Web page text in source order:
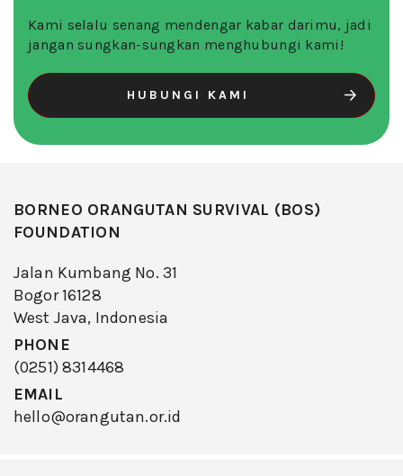
Kami selalu senang mendengar kabar darimu, jadi
jangan sungkan-sungkan menghubungi kami!
HUBUNGI KAMI
BORNEO ORANGUTAN SURVIVAL (BOS)
FOUNDATION
Jalan Kumbang No. 31
Bogor 16128
West Java, Indonesia
PHONE
(0251) 8314468
EMAIL
hello@orangutan.or.id